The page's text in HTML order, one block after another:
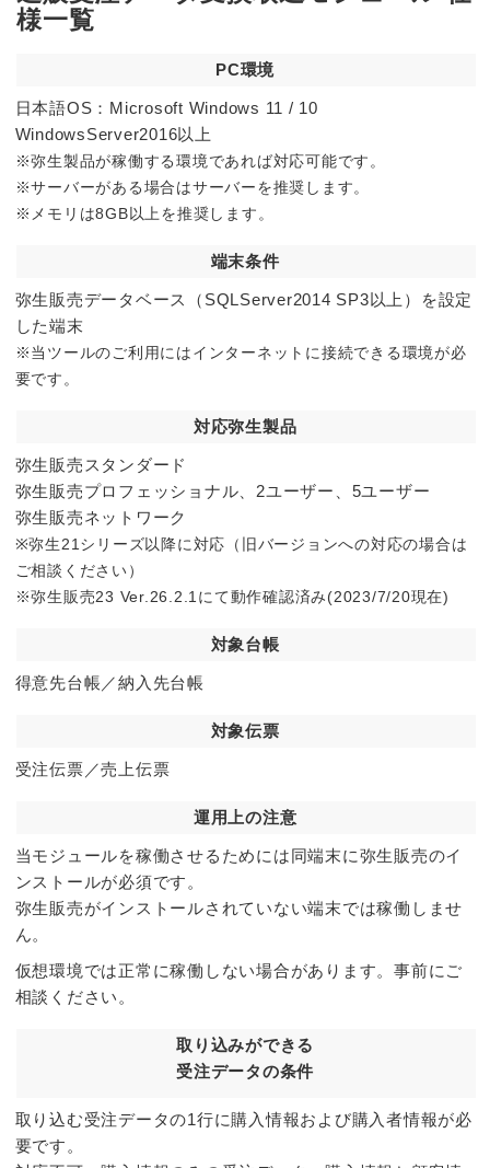
様一覧
PC環境
日本語OS：Microsoft Windows 11 / 10
WindowsServer2016以上
※弥生製品が稼働する環境であれば対応可能です。
※サーバーがある場合はサーバーを推奨します。
※メモリは8GB以上を推奨します。
端末条件
弥生販売データベース（SQLServer2014 SP3以上）を設定
した端末
※当ツールのご利用にはインターネットに接続できる環境が必
要です。
対応弥生製品
弥生販売スタンダード
弥生販売プロフェッショナル、2ユーザー、5ユーザー
弥生販売ネットワーク
※弥生21シリーズ以降に対応（旧バージョンへの対応の場合は
ご相談ください）
※弥生販売23 Ver.26.2.1にて動作確認済み(2023/7/20現在)
対象台帳
得意先台帳／納入先台帳
対象伝票
受注伝票／売上伝票
運用上の注意
当モジュールを稼働させるためには同端末に弥生販売のイ
ンストールが必須です。
弥生販売がインストールされていない端末では稼働しませ
ん。
仮想環境では正常に稼働しない場合があります。事前にご
相談ください。
取り込みができる
受注データの条件
取り込む受注データの1行に購入情報および購入者情報が必
要です。